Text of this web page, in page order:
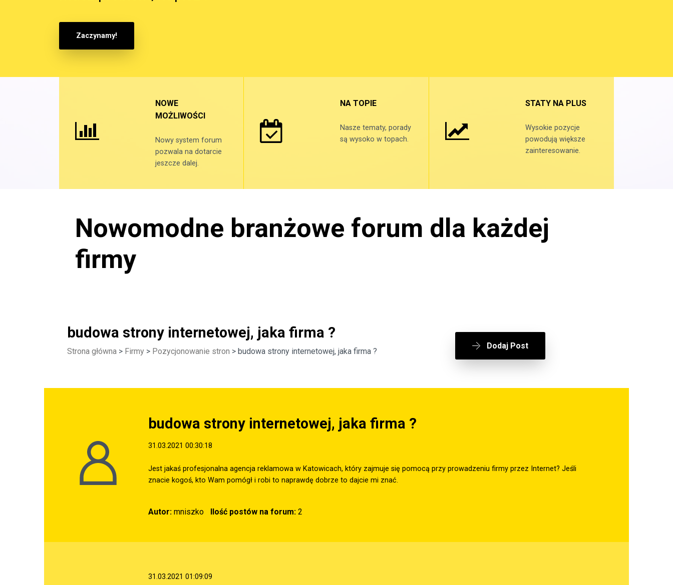
Zaczynamy!
NOWE
MOŻLIWOŚCI
Nowy system forum
pozwala na dotarcie
jeszcze dalej.
NA TOPIE
Nasze tematy, porady
są wysoko w topach.
STATY NA PLUS
Wysokie pozycje
powodują większe
zainteresowanie.
Nowomodne branżowe forum dla każdej
firmy
budowa strony internetowej, jaka firma ?
Strona główna > Firmy > Pozycjonowanie stron > budowa strony internetowej, jaka firma ?
Dodaj Post
budowa strony internetowej, jaka firma ?
31.03.2021 00:30:18
Jest jakaś profesjonalna agencja reklamowa w Katowicach, który zajmuje się pomocą przy prowadzeniu firmy przez Internet? Jeśli
znacie kogoś, kto Wam pomógł i robi to naprawdę dobrze to dajcie mi znać.
Autor: mniszko Ilość postów na forum:2
31.03.2021 01:09:09